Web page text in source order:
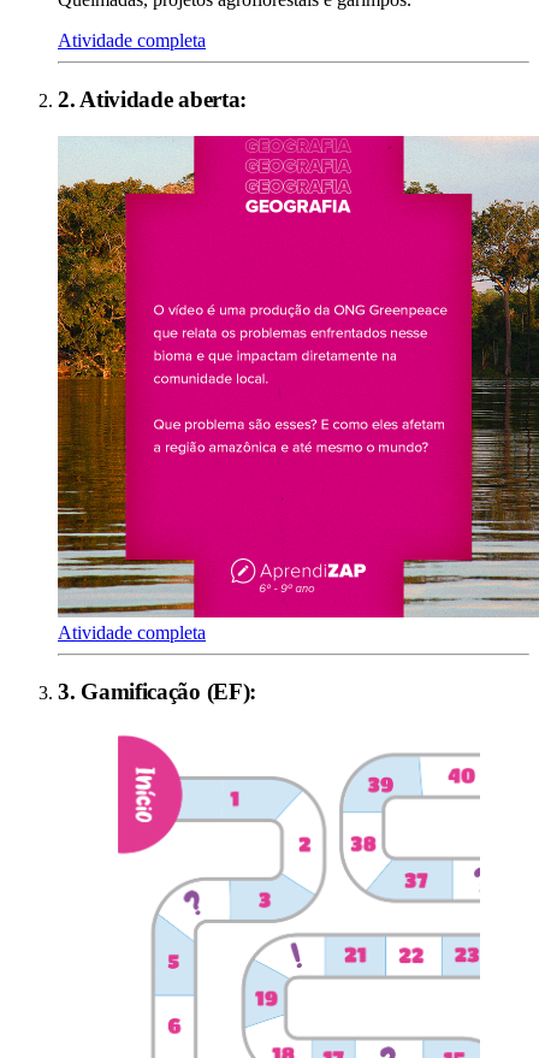
Atividade completa
2. Atividade aberta:
Atividade completa
3. Gamificação (EF):